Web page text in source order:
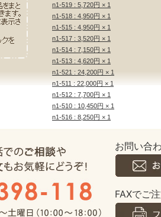
n1-519 : 5,720円 × 1
n1-518 : 4,950円 × 1
n1-515 : 4,950円 × 1
n1-517 : 3,520円 × 1
n1-514 : 7,150円 × 1
n1-513 : 4,620円 × 1
n1-521 : 24,200円 × 1
n1-511 : 22,000円 × 1
n1-512 : 7,700円 × 1
n1-510 : 10,450円 × 1
n1-516 : 8,250円 × 1
お問い合
FAXでご